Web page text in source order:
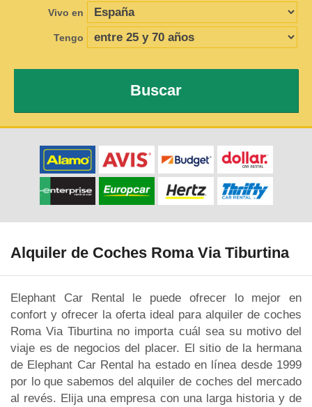
Vivo en
Tengo
Buscar
Alquiler de Coches Roma Via Tiburtina
Elephant Car Rental le puede ofrecer lo mejor en
confort y ofrecer la oferta ideal para alquiler de coches
Roma Via Tiburtina no importa cuál sea su motivo del
viaje es de negocios del placer. El sitio de la hermana
de Elephant Car Rental ha estado en línea desde 1999
por lo que sabemos del alquiler de coches del mercado
al revés. Elija una empresa con una larga historia y de